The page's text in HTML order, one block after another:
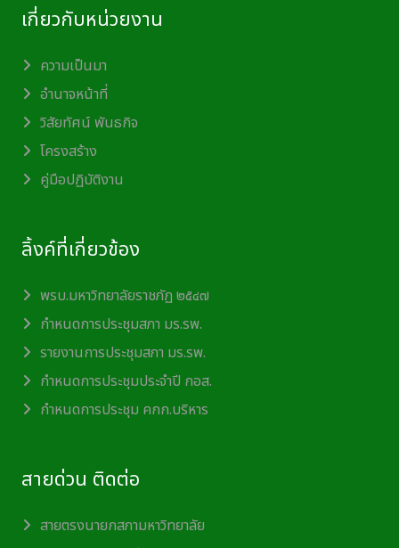
เกี่ยวกับหน่วยงาน
ความเป็นมา
อำนาจหน้าที่
วิสัยทัศน์ พันธกิจ
โครงสร้าง
คู่มือปฏิบัติงาน
ลิ้งค์ที่เกี่ยวข้อง
พรบ.มหาวิทยาลัยราชภัฏ ๒๕๔๗
กำหนดการประชุมสภา มร.รพ.
รายงานการประชุมสภา มร.รพ.
กำหนดการประชุมประจำปี กอส.
กำหนดการประชุม คกก.บริหาร
สายด่วน ติดต่อ
สายตรงนายกสภามหาวิทยาลัย